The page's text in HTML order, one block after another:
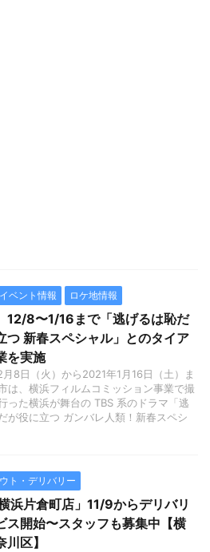
ベント情報 ロケ地情報
12/8〜1/16まで「逃げるは恥だ
つ 新春スペシャル」とのタイア
を実施
8日（火）から2021年1月16日（土）ま
は、横浜フィルムコミッション事業で撮
った横浜が舞台の TBS 系のドラマ「逃
が役に立つ ガンバレ人類！新春スペシ
ト・デリバリー
横浜片倉町店」11/9からデリバリ
ス開始〜スタッフも募集中【横
区】